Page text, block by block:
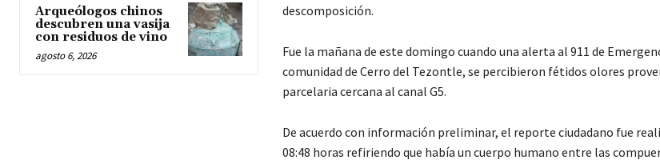
Arqueólogos chinos
descubren una vasija
con residuos de vino
agosto 6, 2026
descomposición.
Fue la mañana de este domingo cuando una alerta al 911 de
comunidad de Cerro del Tezontle, se percibieron fétidos olores
parcelaria cercana al canal G5.
De acuerdo con información preliminar, el reporte ciudadano fue
08:48 horas refiriendo que había un cuerpo humano entre las